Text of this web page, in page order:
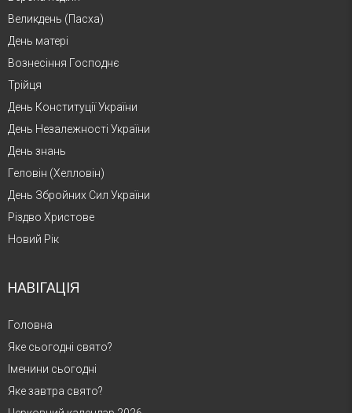
Великдень (Пасха)
День матері
Вознесіння Господнє
Трійця
День Конституції України
День Незалежності України
День знань
Геловін (Хелловін)
День Збройних Сил України
Різдво Христове
Новий Рік
НАВІГАЦІЯ
Головна
Яке сьогодні свято?
Іменини сьогодні
Яке завтра свято?